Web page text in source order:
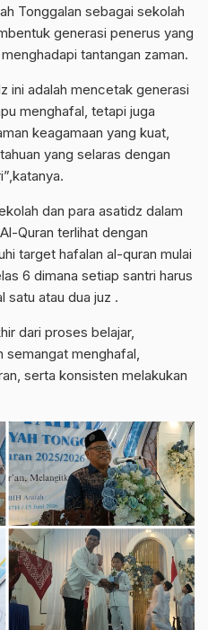
Tonggalan sebagai sekolah
generasi penerus yang
tantangan zaman.
ini adalah mencetak generasi
menghafal, tetapi juga
keagamaan yang kuat,
yang selaras dengan
dan para asatidz dalam
Quran terlihat dengan
target hafalan al-quran mulai
6 dimana setiap santri harus
satu atau dua juz .
dari proses belajar,
semangat menghafal,
serta konsisten melakukan